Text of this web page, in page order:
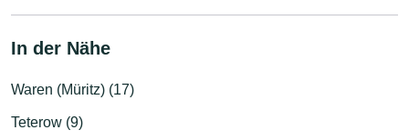
In der Nähe
Waren (Müritz) (17)
Teterow (9)